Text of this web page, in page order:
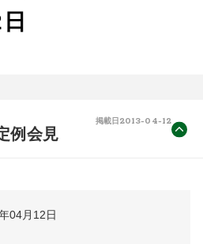
掲載日 2013-04-12
例会見
04月12日